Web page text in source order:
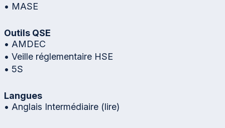
• MASE
Outils QSE
• AMDEC
• Veille réglementaire HSE
• 5S
Langues
• Anglais Intermédiaire (lire)